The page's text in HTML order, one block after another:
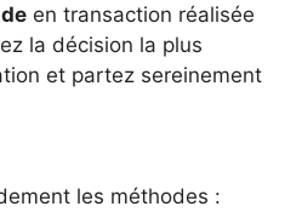
en transaction réalisée
la décision la plus
et partez sereinement
les méthodes :